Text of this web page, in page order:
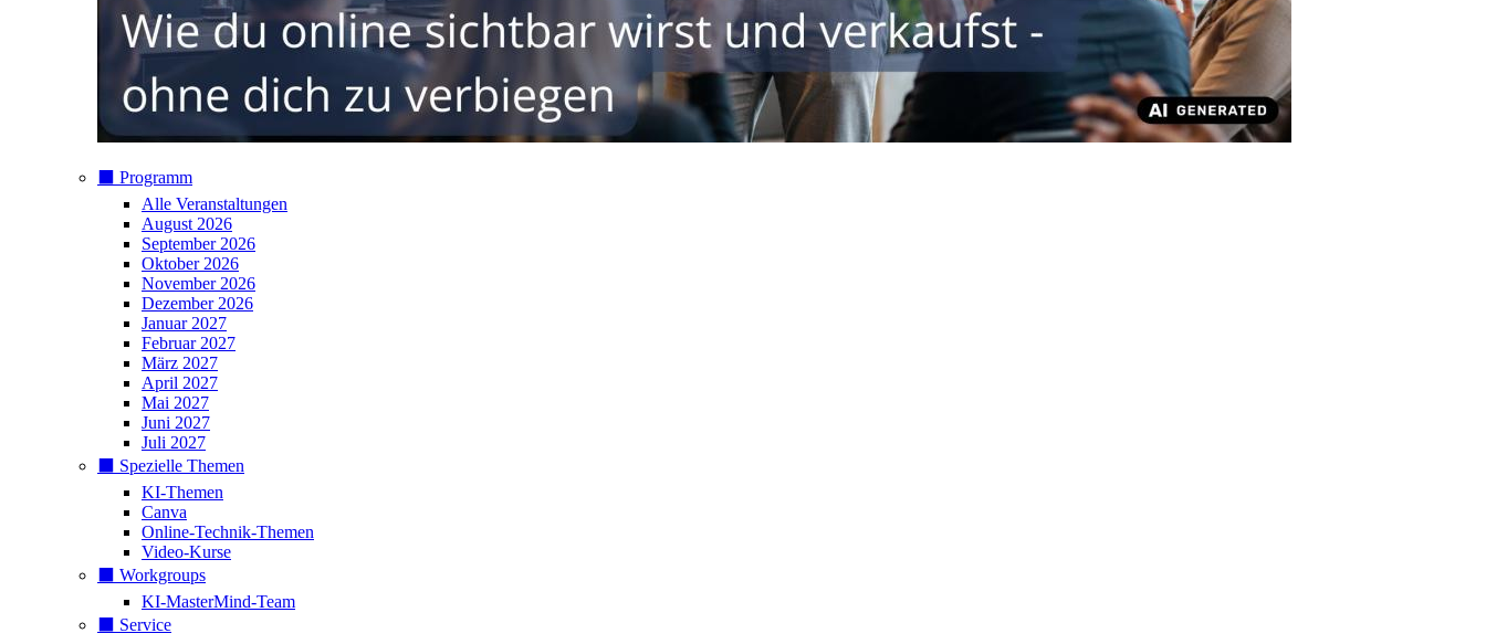
⬛️ Programm
Alle Veranstaltungen
August 2026
September 2026
Oktober 2026
November 2026
Dezember 2026
Januar 2027
Februar 2027
März 2027
April 2027
Mai 2027
Juni 2027
Juli 2027
⬛️ Spezielle Themen
KI-Themen
Canva
Online-Technik-Themen
Video-Kurse
⬛️ Workgroups
KI-MasterMind-Team
⬛️ Service